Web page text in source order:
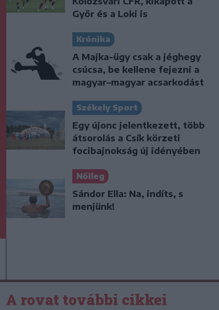
Győr és a Loki is
Krónika
A Majka-ügy csak a jéghegy
csúcsa, be kellene fejezni a
magyar–magyar acsarkodást
Székely Sport
Egy újonc jelentkezett, több
átsorolás a Csík körzeti
focibajnokság új idényében
Nőileg
Sándor Ella: Na, indíts, s
menjünk!
A rovat további cikkei